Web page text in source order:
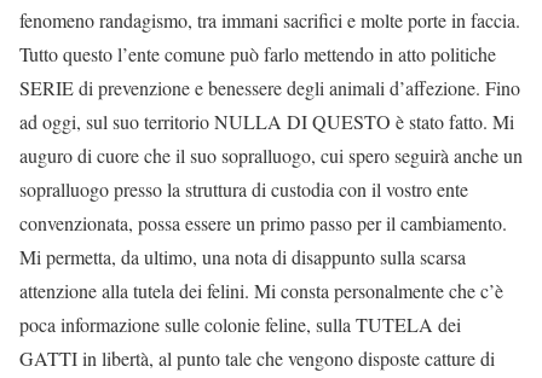
fenomeno randagismo, tra immani sacrifici e molte porte in faccia.
Tutto questo l’ente comune può farlo mettendo in atto politiche
SERIE di prevenzione e benessere degli animali d’affezione. Fino
ad oggi, sul suo territorio NULLA DI QUESTO è stato fatto. Mi
auguro di cuore che il suo sopralluogo, cui spero seguirà anche un
sopralluogo presso la struttura di custodia con il vostro ente
convenzionata, possa essere un primo passo per il cambiamento.
Mi permetta, da ultimo, una nota di disappunto sulla scarsa
attenzione alla tutela dei felini. Mi consta personalmente che c’è
poca informazione sulle colonie feline, sulla TUTELA dei
GATTI in libertà, al punto tale che vengono disposte catture di